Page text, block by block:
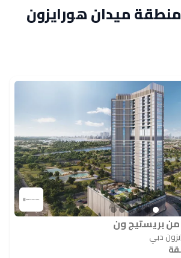
ميدان هورايزون
بريستيج ون
دبي